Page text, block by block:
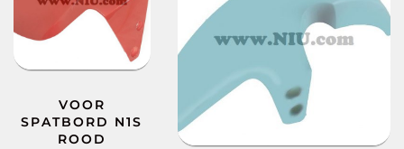
VOOR
SPATBORD N1S
ROOD